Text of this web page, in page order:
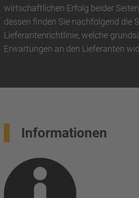
wirtschaftlichen Erfolg beider
dessen finden Sie nachfolgend die
Lieferantenrichtlinie, welche
Erwartungen an den Lieferanten
Informationen